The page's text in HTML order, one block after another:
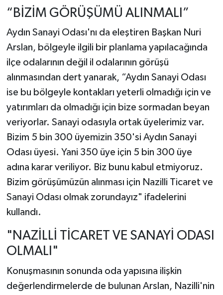
“BİZİM GÖRÜŞÜMÜ ALINMALI”
Aydın Sanayi Odası'nı da eleştiren Başkan Nuri
Arslan, bölgeyle ilgili bir planlama yapılacağında
ilçe odalarının değil il odalarının görüşü
alınmasından dert yanarak, “Aydın Sanayi Odası
ise bu bölgeyle kontakları yeterli olmadığı için ve
yatırımları da olmadığı için bize sormadan beyan
veriyorlar. Sanayi odasıyla ortak üyelerimiz var.
Bizim 5 bin 300 üyemizin 350'si Aydın Sanayi
Odası üyesi. Yani 350 üye için 5 bin 300 üye
adına karar veriliyor. Biz bunu kabul etmiyoruz.
Bizim görüşümüzün alınması için Nazilli Ticaret ve
Sanayi Odası olmak zorundayız" ifadelerini
kullandı.
"NAZİLLİ TİCARET VE SANAYİ ODASI
OLMALI"
Konuşmasının sonunda oda yapısına ilişkin
değerlendirmelerde de bulunan Arslan, Nazilli'nin